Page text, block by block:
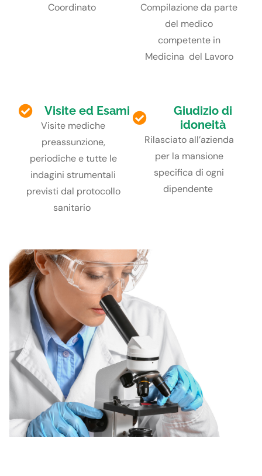
Coordinato
Compilazioneda parte
del medico
competente in
Medicina del Lavoro
Visite ed Esami
Visite mediche
preassunzione,
periodiche e tutte le
indagini strumentali
previsti dal protocollo
sanitario
Giudizio di
idoneità
Rilasciato all’azienda
per la mansione
specifica di ogni
dipendente